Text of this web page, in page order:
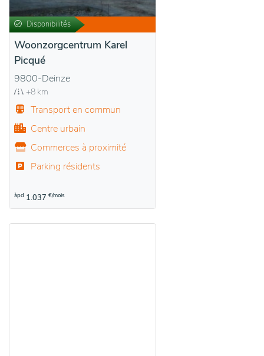
Disponibilités
Woonzorgcentrum Karel
Picqué
9800-Deinze
+8 km
Transport en commun
Centre urbain
Commerces à proximité
Parking résidents
àpd 1.037 €/mois